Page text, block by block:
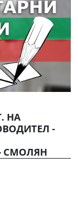
НА
-
СМОЛЯН